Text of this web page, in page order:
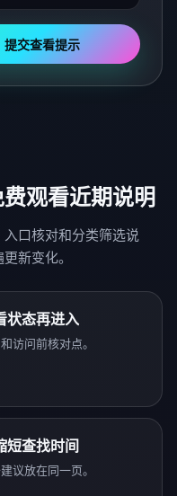
提交查看提示
观看近期说明
口核对和分类筛选说
新变化。
状态再进入
访问前核对点。
短查找时间
议放在同一页。